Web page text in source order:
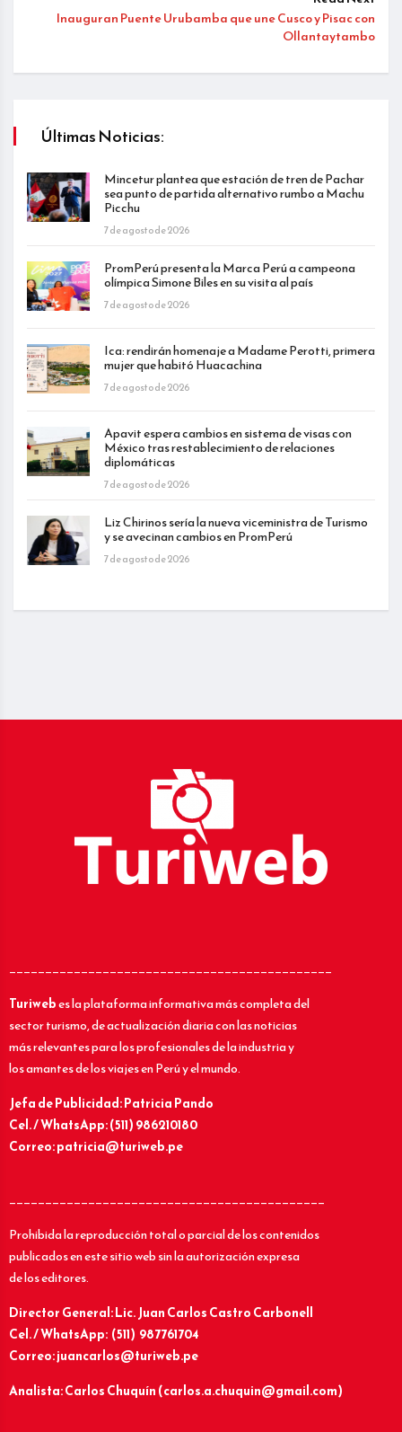
Inauguran Puente Urubamba que une Cusco y Pisac con
Ollantaytambo
Últimas Noticias:
Mincetur plantea que estación de tren de Pachar
sea punto de partida alternativo rumbo a Machu
Picchu
7 de agosto de 2026
PromPerú presenta la Marca Perú a campeona
olímpica Simone Biles en su visita al país
7 de agosto de 2026
Ica: rendirán homenaje a Madame Perotti, primera
mujer que habitó Huacachina
7 de agosto de 2026
Apavit espera cambios en sistema de visas con
México tras restablecimiento de relaciones
diplomáticas
7 de agosto de 2026
Liz Chirinos sería la nueva viceministra de Turismo
y se avecinan cambios en PromPerú
7 de agosto de 2026
_____________________________________________
Turiwebes la plataforma informativa más completa del
sector turismo, de actualización diaria con las noticias
más relevantes para los profesionales de la industria y
los amantes de los viajes en Perú y el mundo.
Jefa de Publicidad: Patricia Pando
Cel. / WhatsApp: (511) 986210180
Correo: patricia@turiweb.pe
____________________________________________
Prohibida la reproducción total o parcial de los contenidos
publicados en este sitio web sin la autorización expresa
de los editores.
Director General: Lic.Juan Carlos Castro Carbonell
Cel. / WhatsApp: (511) 987761704
Correo: juancarlos@turiweb.pe
Analista: Carlos Chuquín (carlos.a.chuquin@gmail.com)